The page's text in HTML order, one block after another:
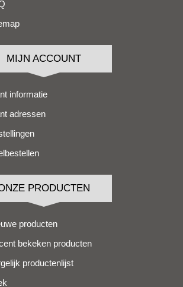
MIJN ACCOUNT
informatie
adressen
PRODUCTEN
producten
bekeken producten
productenlijst